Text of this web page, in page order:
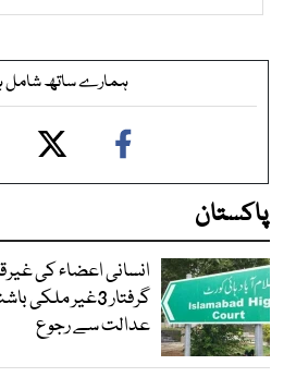
ہمارے ساتھ شامل
پاکستان
انسانی اعضاء کی
گرفتار 3غیر
عدالت سے رجوع